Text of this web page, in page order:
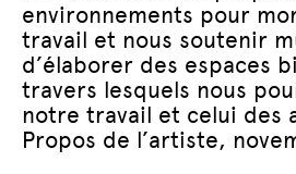
environnements pour
travail et nous soutenir
d’élaborer des espaces
travers lesquels nous
notre travail et celui des
Propos de l’artiste,